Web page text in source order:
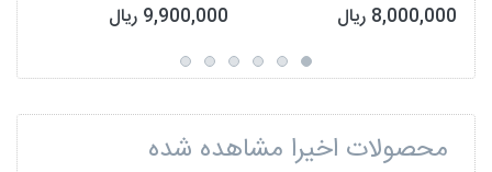
8,000,000 ریال 9,900,000 ریال
محصولات اخیرا مشاهده شده